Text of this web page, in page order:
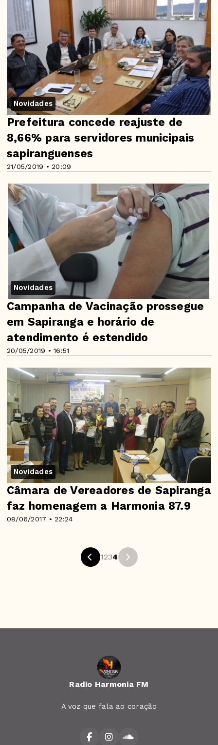
Novidades
21/05/2019 • 20:09
Prefeitura concede reajuste de
8,66% para servidores municipais
sapiranguenses
Novidades
20/05/2019 • 16:51
Campanha de Vacinação prossegue
em Sapiranga e horário de
atendimento é estendido
Novidades
08/06/2017 • 22:24
Câmara de Vereadores de Sapiranga
faz homenagem a Harmonia 87.9
1234
Radio Harmonia FM
A voz que fala ao coração